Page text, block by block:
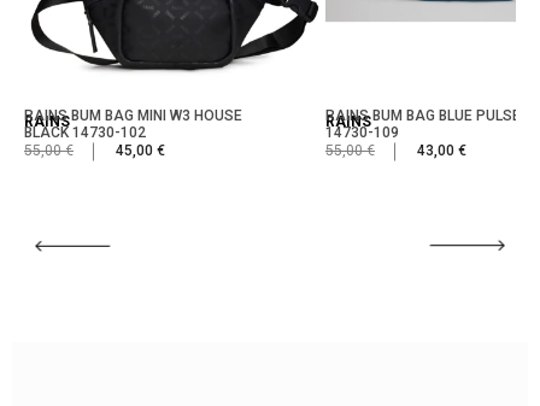
RAINS
RAINS BUM BAG MINI W3 HOUSE
BLACK 14730-102
55,00 €
45,00 €
RAINS
RAINS BUM BAG BLUE PULSE
14730-109
55,00 €
43,00 €